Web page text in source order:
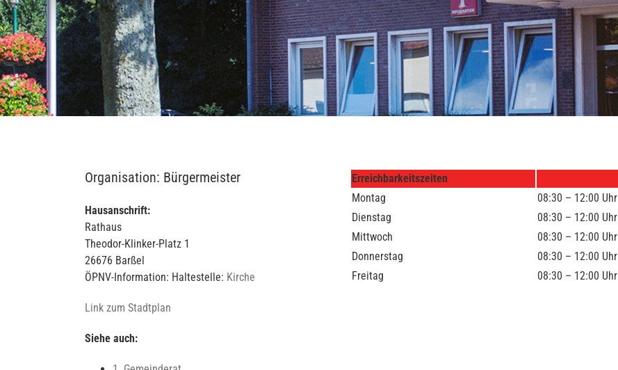
Organisation: Bürgermeister
Hausanschrift:
Rathaus
Theodor-Klinker-Platz 1
26676 Barßel
ÖPNV-Information: Haltestelle: Kirche
Link zum Stadtplan
Siehe auch:
Erreichbarkeitszeiten
Montag
08:30 – 12:00 Uhr
Dienstag
08:30 – 12:00 Uhr
Mittwoch
08:30 – 12:00 Uhr
Donnerstag
08:30 – 12:00 Uhr
Freitag
08:30 – 12:00 Uhr